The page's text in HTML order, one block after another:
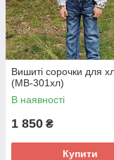
Вишиті сорочки для
(МВ-301хл)
В наявності
1 850 ₴
Купити